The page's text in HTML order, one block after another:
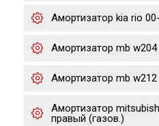
Амортизатор kia rio
Амортизатор mb
Амортизатор mb w212
Амортизатор
правый (газов.)